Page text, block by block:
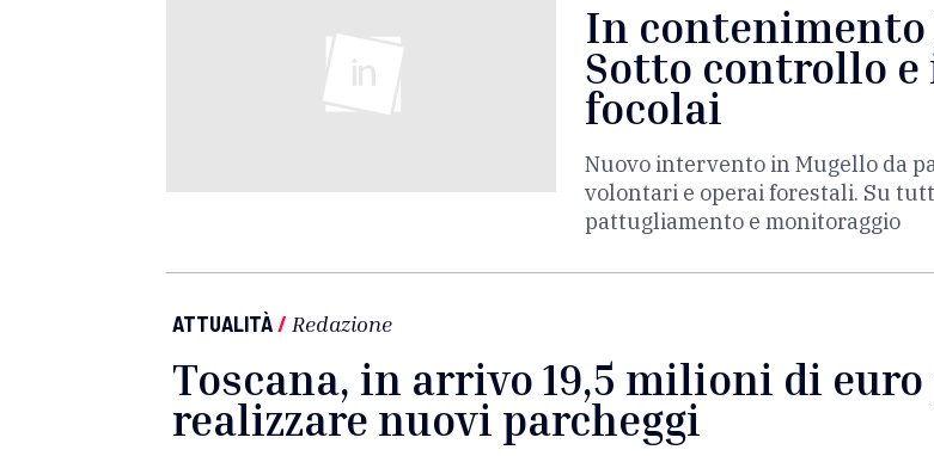
In contenimento
Sotto controllo
focolai
Nuovo intervento in Mugello da
volontari e operai forestali. Su
pattugliamento e monitoraggio
ATTUALITÀ/ Redazione
Toscana, in arrivo 19,5 milioni di euro
realizzare nuovi parcheggi